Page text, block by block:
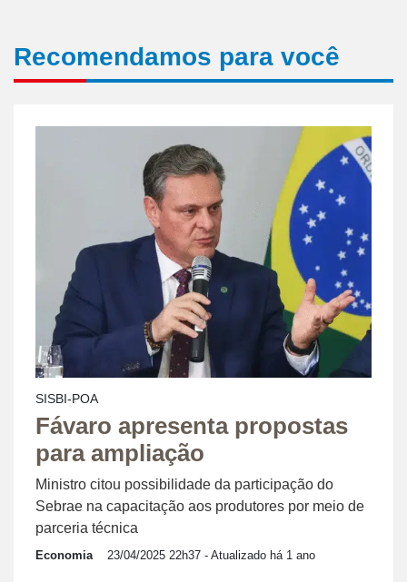
Recomendamos para você
SISBI-POA
Fávaro apresenta propostas
para ampliação
Ministro citou possibilidade da participação do
Sebrae na capacitação aos produtores por meio de
parceria técnica
Economia 23/04/2025 22h37 - Atualizado há 1 ano